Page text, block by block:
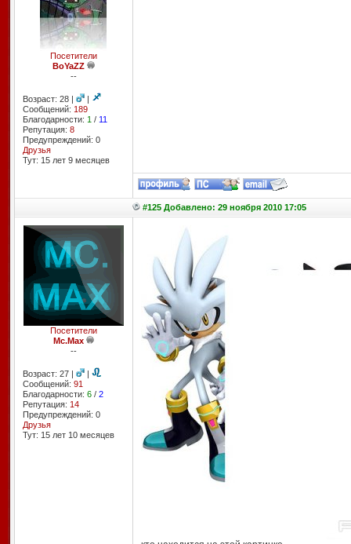
Посетители
BoYaZZ
--
Возраст: 28 |
|
Сообщений: 189
Благодарности: 1 / 11
Репутация: 8
Предупреждений: 0
Друзья
Тут: 15 лет 9 месяцев
#125 Добавлено: 29 ноября 2010 17:05
Посетители
Mc.Max
--
Возраст: 27 |
|
Сообщений: 91
Благодарности: 6/ 2
Репутация: 14
Предупреждений: 0
Друзья
Тут: 15 лет 10 месяцев